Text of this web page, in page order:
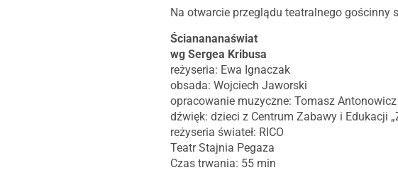
Na otwarcie przeglądu teatralnego
Ścianananaświat
wg Sergea Kribusa
reżyseria: Ewa Ignaczak
obsada: Wojciech Jaworski
opracowanie muzyczne: Tomasz Antonowicz
dźwięk: dzieci z Centrum Zabawy i Edukacji
reżyseria świateł: RICO
Teatr Stajnia Pegaza
Czas trwania: 55 min